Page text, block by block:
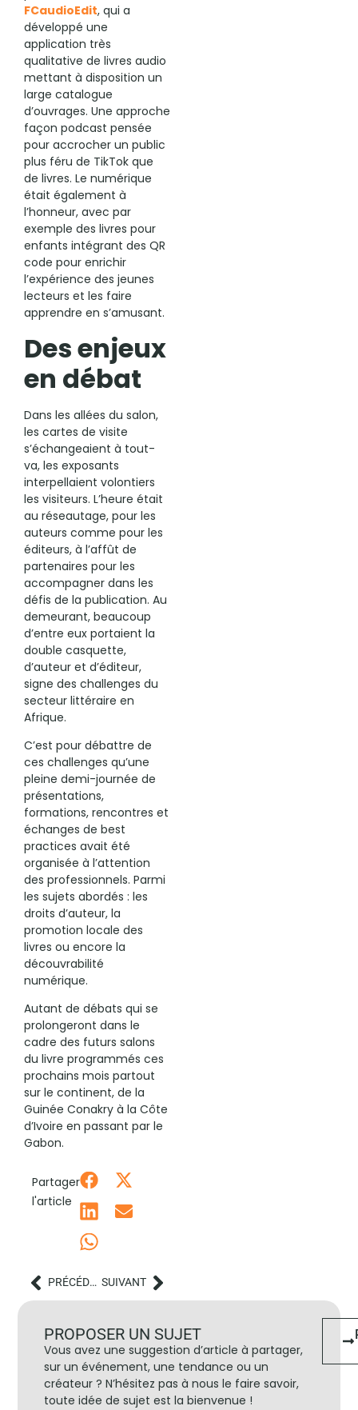
FCaudioEdit, qui a
développé une
application très
qualitative de livres audio
mettant à disposition un
large catalogue
d’ouvrages. Une approche
façon podcast pensée
pour accrocher un public
plus féru de TikTok que
de livres. Le numérique
était également à
l’honneur, avec par
exemple des livres pour
enfants intégrant des QR
code pour enrichir
l’expérience des jeunes
lecteurs et les faire
apprendre en s’amusant.
Des enjeux
en débat
Dans les allées du salon,
les cartes de visite
s’échangeaient à tout-
va, les exposants
interpellaient volontiers
les visiteurs. L’heure était
au réseautage, pour les
auteurs comme pour les
éditeurs, à l’affût de
partenaires pour les
accompagner dans les
défis de la publication. Au
demeurant, beaucoup
d’entre eux portaient la
double casquette,
d’auteur et d’éditeur,
signe des challenges du
secteur littéraire en
Afrique.
C’est pour débattre de
ces challenges qu’une
pleine demi-journée de
présentations,
formations, rencontres et
échanges de best
practices avait été
organisée à l’attention
des professionnels. Parmi
les sujets abordés : les
droits d’auteur, la
promotion locale des
livres ou encore la
découvrabilité
numérique.
Autant de débats qui se
prolongeront dans le
cadre des futurs salons
du livre programmés ces
prochains mois partout
sur le continent, de la
Guinée Conakry à la Côte
d’Ivoire en passant par le
Gabon.
Partager
l'article
PRÉCÉDENT SUIVANT
PROPOSER UN SUJET
Vous avez une suggestion d’article à partager,
sur un événement, une tendance ou un
créateur ? N’hésitez pas à nous le faire savoir,
toute idée de sujet est la bienvenue !